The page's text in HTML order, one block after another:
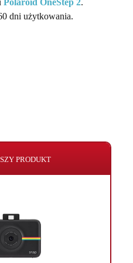
Polaroid OneStep 2.
dni użytkowania.
PRODUKT